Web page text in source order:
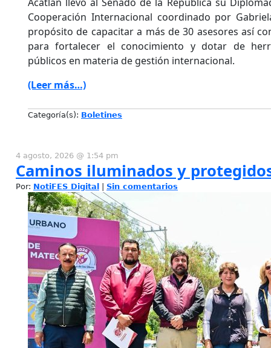
Cooperación Internacional coordinado por
propósito de capacitar a más de 30 asesores así
para fortalecer el conocimiento y dotar de
públicos en materia de gestión internacional.
(Leer más…)
Categoría(s): Boletines
4 agosto, 2026 @ 1:54 pm
Caminos iluminados y
Por: NotiFES Digital | Sin comentarios